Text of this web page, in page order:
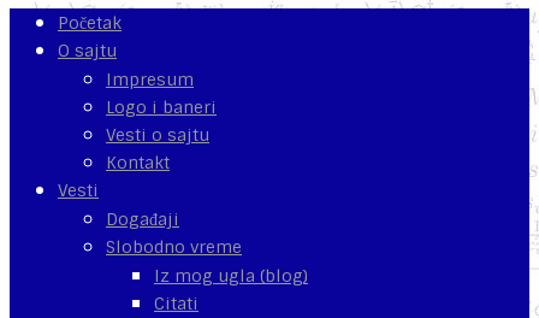
Početak
O sajtu
Impresum
Logo i baneri
Vesti o sajtu
Kontakt
Vesti
Događaji
Slobodno vreme
Iz mog ugla (blog)
Citati